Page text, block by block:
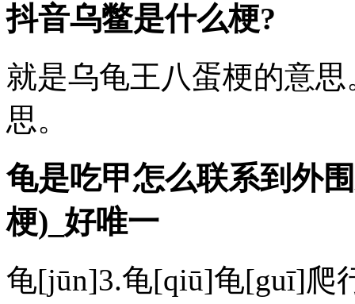
抖音乌鳖是什么梗?
就是乌龟王八蛋梗的意
思。
龟是吃甲怎么联系到外
梗)_好唯一
龟[jūn]3.龟[qiū]龟[guī]爬